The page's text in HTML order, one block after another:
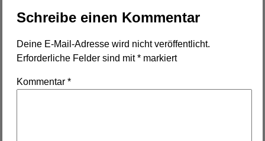
Schreibe einen Kommentar
Deine E-Mail-Adresse wird nicht veröffentlicht.
Erforderliche Felder sind mit* markiert
Kommentar*